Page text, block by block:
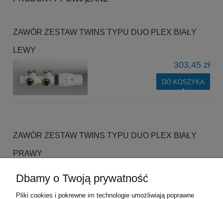
ZAWÓR ZESTAW TWINS TYPU DUO PLEX BIAŁY
LEWY
303,45 zł
DO KOSZYKA
ZAWÓR ZESTAW TWINS TYPU DUO PLEX BIAŁY
PRAWY
Dbamy o Twoją prywatność
Pliki cookies i pokrewne im technologie umożliwiają poprawne